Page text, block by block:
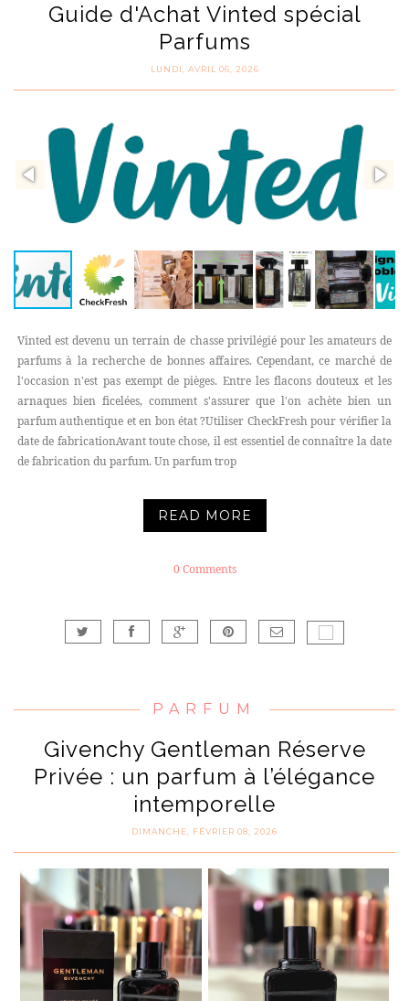
Guide d'Achat Vinted spécial
Parfums
LUNDI, AVRIL 06, 2026
Vinted est devenu un terrain de chasse privilégié pour les amateurs de
parfums à la recherche de bonnes affaires. Cependant, ce marché de
l'occasion n'est pas exempt de pièges. Entre les flacons douteux et les
arnaques bien ficelées, comment s'assurer que l'on achète bien un
parfum authentique et en bon état ?Utiliser CheckFresh pour vérifier la
date de fabricationAvant toute chose, il est essentiel de connaître la date
de fabrication du parfum. Un parfum trop
READ MORE
0 Comments
PARFUM
Givenchy Gentleman Réserve
Privée : un parfum à l’élégance
intemporelle
DIMANCHE, FÉVRIER 08, 2026